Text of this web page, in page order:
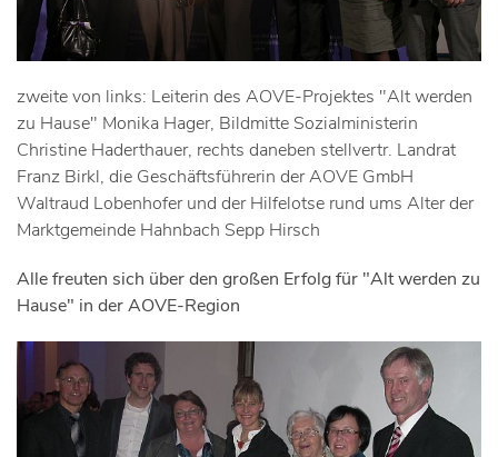
zweite von links: Leiterin des AOVE-Projektes "Alt werden
zu Hause" Monika Hager, Bildmitte Sozialministerin
Christine Haderthauer, rechts daneben stellvertr. Landrat
Franz Birkl, die Geschäftsführerin der AOVE GmbH
Waltraud Lobenhofer und der Hilfelotse rund ums Alter der
Marktgemeinde Hahnbach Sepp Hirsch
Alle freuten sich über den großen Erfolg für "Alt werden zu
Hause" in der AOVE-Region